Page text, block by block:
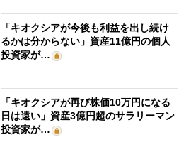
「キオクシアが今後も利益を出し続け
るかは分からない」資産11億円の個人
投資家が…
「キオクシアが再び株価10万円になる
日は遠い」資産3億円超のサラリーマン
投資家が…